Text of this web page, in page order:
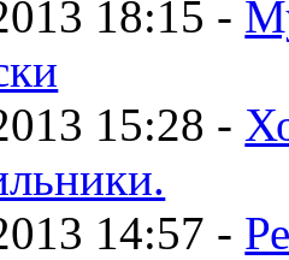
18:15 -
15:28 -
14:57 -